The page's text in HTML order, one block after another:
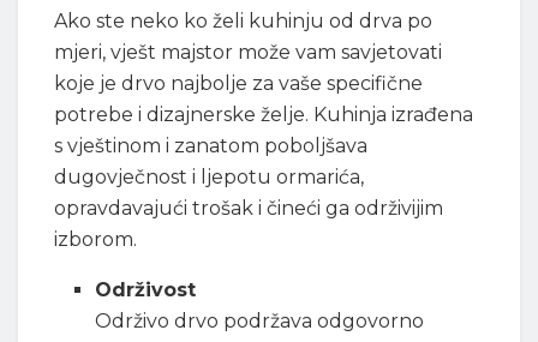
Ako ste neko ko želi kuhinju od drva po
mjeri, vješt majstor može vam savjetovati
koje je drvo najbolje za vaše specifične
potrebe i dizajnerske želje. Kuhinja izrađena
s vještinom i zanatom poboljšava
dugovječnost i ljepotu ormarića,
opravdavajući trošak i čineći ga održivijim
izborom.
Održivost
Održivo drvo podržava odgovorno